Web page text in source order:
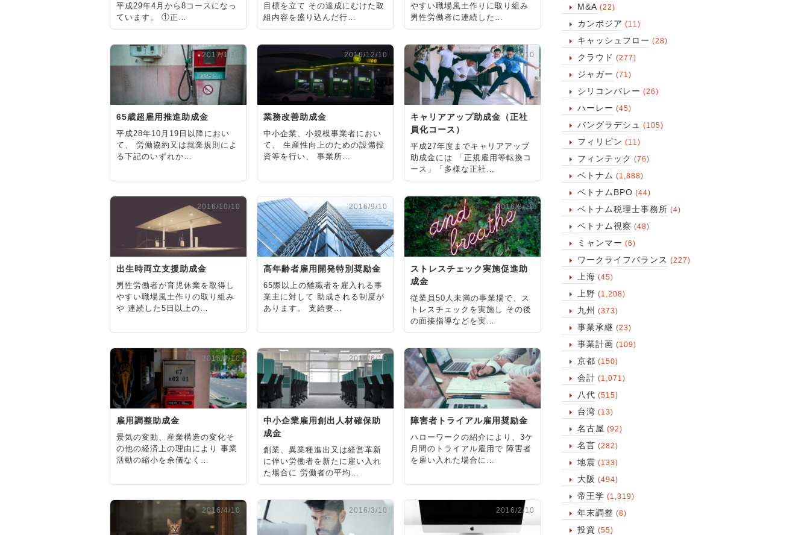
M&A (22)
カンボジア (11)
キャッシュフロー (28)
クラウド (277)
ジャガー (71)
シリコンバレー (26)
ハーレー (45)
バングラデシュ (105)
フィリピン (11)
フィンテック (76)
ベトナム (1,888)
ベトナムBPO (44)
ベトナム税理士事務所 (4)
ベトナム視察 (48)
ミャンマー (6)
ワークライフバランス (227)
上海 (45)
上野 (1,208)
九州 (373)
事業承継 (23)
事業計画 (109)
京都 (150)
会計 (1,071)
八代 (515)
台湾 (13)
名古屋 (92)
名言 (282)
地震 (133)
大阪 (494)
帝王学 (1,319)
年末調整 (8)
投資 (55)
平成29年4月から8コースになっ
ています。 ①正…
目標を立て その達成にむけた取
組内容を盛り込んだ行…
やすい職場風土作りに取り組み
男性労働者に連続した…
2017/1/10
65歳超雇用推進助成金
平成28年10月19日以降におい
て、 労働協約又は就業規則によ
る下記のいずれか…
2016/12/10
業務改善助成金
中小企業、小規模事業者におい
て、 生産性向上のための設備投
資等を行い、 事業所…
2016/11/10
キャリアアップ助成金（正社
員化コース）
平成27年度までキャリアアップ
助成金には 「正規雇用等転換コ
ース」「多様な正社…
2016/10/10
出生時両立支援助成金
男性労働者が育児休業を取得し
やすい職場風土作りの取り組み
や 連続した5日以上の…
2016/9/10
高年齢者雇用開発特別奨励金
65際以上の離職者を雇入れる事
業主に対して 助成される制度が
あります。 支給要…
2016/8/10
ストレスチェック実施促進助
成金
従業員50人未満の事業場で、ス
トレスチェックを実施し その後
の面接指導などを実…
2016/7/10
雇用調整助成金
景気の変動、産業構造の変化そ
の他の経済上の理由により 事業
活動の縮小を余儀なく…
2016/6/10
中小企業雇用創出人材確保助
成金
創業、異業種進出又は経営革新
に伴い労働者を新たに雇い入れ
た場合に 労働者の平均…
2016/5/10
障害者トライアル雇用奨励金
ハローワークの紹介により、3ケ
月間のトライアル雇用で 障害者
を雇い入れた場合に…
2016/4/10 2016/3/10 2016/2/10